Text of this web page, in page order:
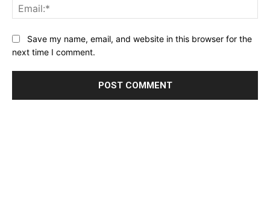
Website:Save my name, email, and website in this browser for the
next time I comment.